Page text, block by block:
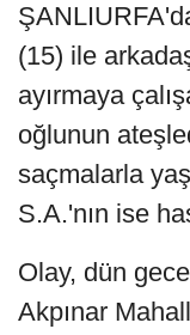
(15) ile
ayırmaya
oğlunun
saçmalarla
S.A.'nın ise
Olay, dün
Akpınar